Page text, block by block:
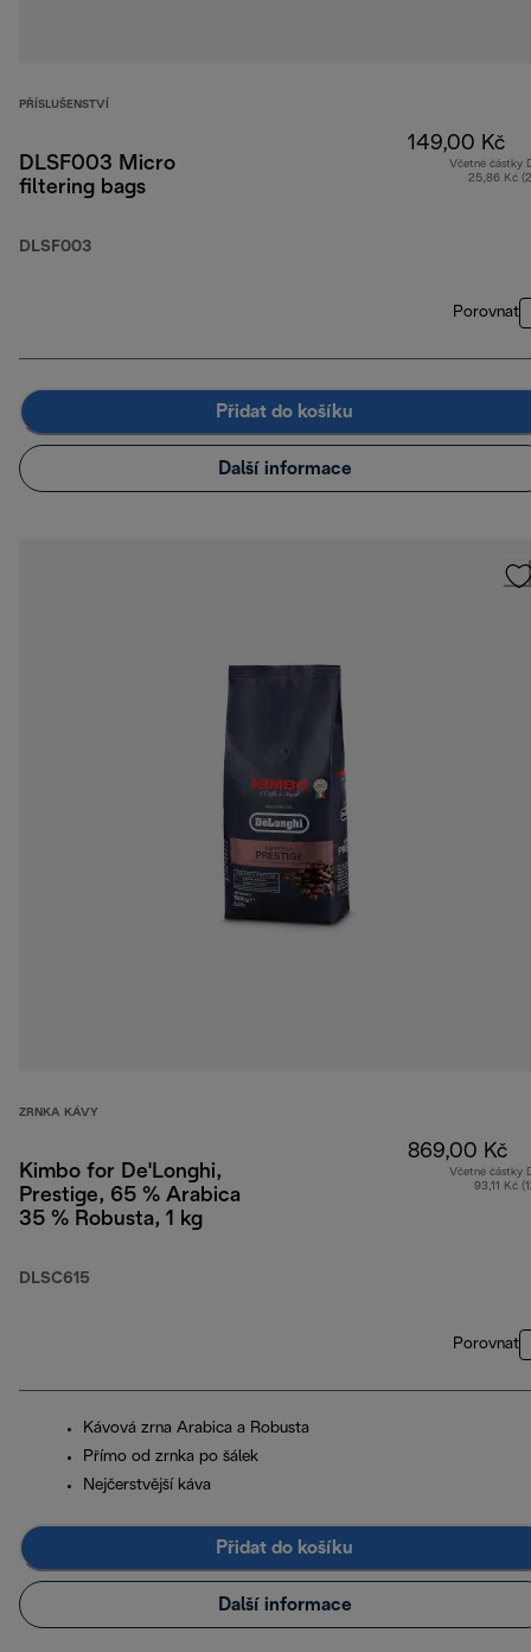
PŘÍSLUŠENSTVÍ
DLSF003 Micro
filtering bags
DLSF003
149,00 Kč
Včetně částky
25,86 Kč
Porovnat
Přidat do košíku
Další informace
ZRNKA KÁVY
Kimbo for De'Longhi,
Prestige, 65 % Arabica
35 % Robusta, 1 kg
DLSC615
869,00 Kč
Včetně částky
93,11 Kč
Porovnat
Kávová zrna Arabica a Robusta
Přímo od zrnka po šálek
Nejčerstvější káva
Přidat do košíku
Další informace